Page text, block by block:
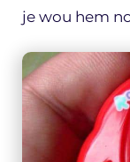
je wou hem